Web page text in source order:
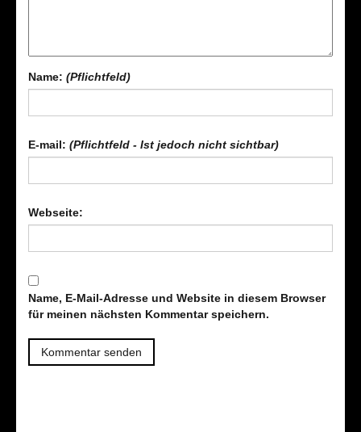
Name: (Pflichtfeld)
E-mail: (Pflichtfeld - Ist jedoch nicht sichtbar)
Webseite:
Name, E-Mail-Adresse und Website in diesem Browser
für meinen nächsten Kommentar speichern.